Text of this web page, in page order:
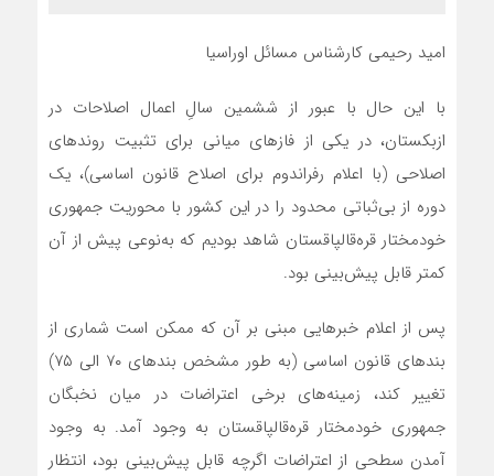
امید رحیمی کارشناس مسائل اوراسیا
با این حال با عبور از ششمین سالِ اعمال اصلاحات در
ازبکستان، در یکی از فازهای میانی برای تثبیت روندهای
اصلاحی (با اعلام رفراندوم برای اصلاح قانون اساسی)، یک
دوره از بی‌ثباتی‌ محدود را در این کشور با محوریت جمهوری
خودمختار قره‌قالپاقستان شاهد بودیم که به‌نوعی پیش از آن
کمتر قابل پیش‌بینی بود.
پس از اعلام خبرهایی مبنی بر آن که ممکن است شماری از
بندهای قانون اساسی (به طور مشخص بند‌های ۷۰ الی ۷۵)
تغییر کند، زمینه‌های برخی اعتراضات در میان نخبگان
جمهوری خودمختار قره‌قالپاقستان به وجود آمد. به وجود
آمدن سطحی از اعتراضات اگرچه قابل پیش‌بینی بود، انتظار